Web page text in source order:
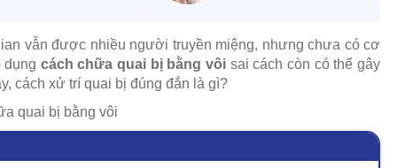
vẫn được nhiều người truyền miệng, nhưng chưa có cơ
dụng cách chữa quai bị bằng vôi sai cách còn có thể gây
cách xử trí quai bị đúng đắn là gì?